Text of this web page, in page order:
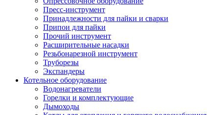
Пресс-инструмент
Принадлежности для пайки и сварки
Припои для пайки
Прочий инструмент
Расширительные насадки
Резьбонарезной инструмент
Труборезы
Экспандеры
Котельное оборудование
Водонагреватели
Горелки и комплектующие
Дымоходы